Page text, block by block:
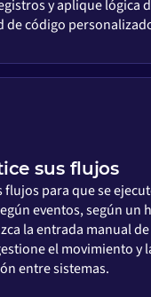
y aplique lógica
de código
sus flujos
para que se
eventos, según un
la entrada manual
el movimiento y
entre sistemas.